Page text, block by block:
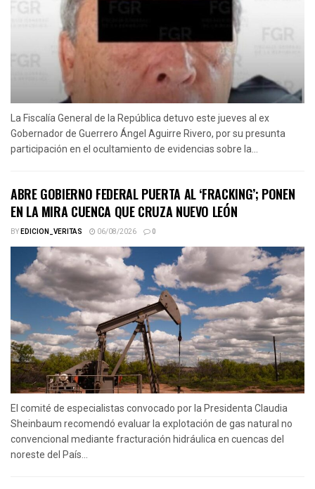
La Fiscalía General de la República detuvo este jueves al ex
Gobernador de Guerrero Ángel Aguirre Rivero, por su presunta
participación en el ocultamiento de evidencias sobre la...
ABRE GOBIERNO FEDERAL PUERTA AL ‘FRACKING’; PONEN
EN LA MIRA CUENCA QUE CRUZA NUEVO LEÓN
BYEDICION_VERITAS 06/08/2026 0
El comité de especialistas convocado por la Presidenta Claudia
Sheinbaum recomendó evaluar la explotación de gas natural no
convencional mediante fracturación hidráulica en cuencas del
noreste del País...